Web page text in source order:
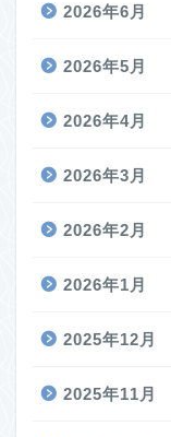
2026年6月
2026年5月
2026年4月
2026年3月
2026年2月
2026年1月
2025年12月
2025年11月